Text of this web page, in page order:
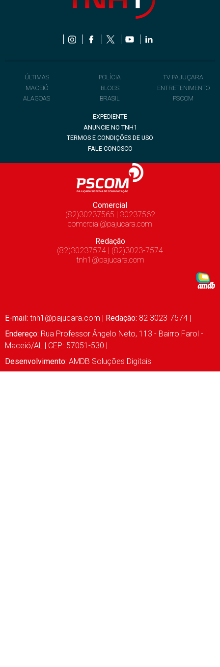
ÚLTIMAS
MACEIÓ
ALAGOAS
POLÍCIA
BLOGS
BRASIL
TV PAJUÇARA
ENTRETENIMENTO
PSCOM
EXPEDIENTE
ANUNCIE NO TNH1
TERMOS E CONDIÇÕES DE USO
FALE CONOSCO
Comercial
(82)30237565 | 30237562
comercial@pajucara.com
Redação
(82)30237574 | (82)3023-7574
tnh1@pajucara.com
E-mail: tnh1@pajucara.com | Redação: 82 3023-7574 |
Endereço: Rua Professor Ângelo Neto, 113 - Bairro Farol -
Maceió/AL | CEP.: 57051-530 |
Desenvolvimento: AMDB Soluções Digitais